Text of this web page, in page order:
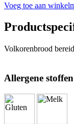
Voeg toe aan
Volkorenbrood
Allergene stoffen